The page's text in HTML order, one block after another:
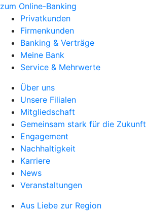
zum Online-Banking
Privatkunden
Firmenkunden
Banking & Verträge
Meine Bank
Service & Mehrwerte
Über uns
Unsere Filialen
Mitgliedschaft
Gemeinsam stark für die Zukunft
Engagement
Nachhaltigkeit
Karriere
News
Veranstaltungen
Aus Liebe zur Region